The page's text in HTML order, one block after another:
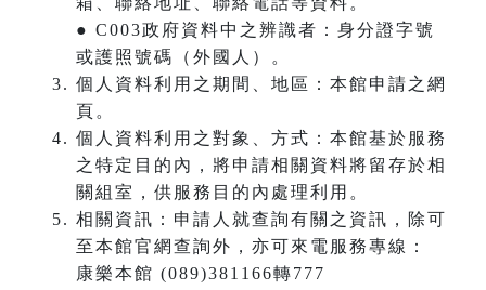
● C003政府資料中之辨識者：身分證字號
或護照號碼（外國人）。
個人資料利用之期間、地區：本館申請之網
頁。
個人資料利用之對象、方式：本館基於服務
之特定目的內，將申請相關資料將留存於相
關組室，供服務目的內處理利用。
相關資訊：申請人就查詢有關之資訊，除可
至本館官網查詢外，亦可來電服務專線：
康樂本館 (089)381166轉777